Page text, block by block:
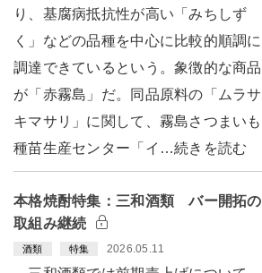
り、基腐病抵抗性が高い「みちしず
く」などの品種を中心に比較的順調に
調達できているという。象徴的な商品
が「赤霧島」だ。同品原料の「ムラサ
キマサリ」に関して、霧島さつまいも
種苗生産センター「イ…続きを読む
本格焼酎特集：三和酒類 バー開拓の
取組み継続
酒類 特集 2026.05.11